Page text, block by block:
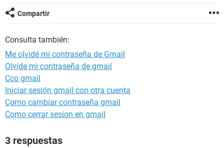
Compartir
Consulta también:
Me olvidé mi contraseña de Gmail
Olvide mi contraseña de gmail
Cco gmail
Iniciar sesión gmail con otra cuenta
Como cambiar contraseña gmail
Como cerrar sesion en gmail
3 respuestas